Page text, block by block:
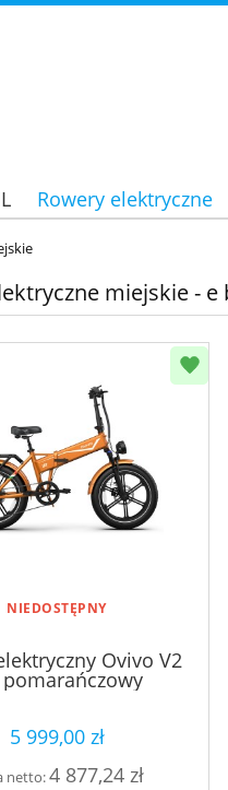
Rowery elektryczne
miejskie -
NIEDOSTĘPNY
Ovivo V2
pomarańczowy
5 999,00 zł
netto:4 877,24 zł